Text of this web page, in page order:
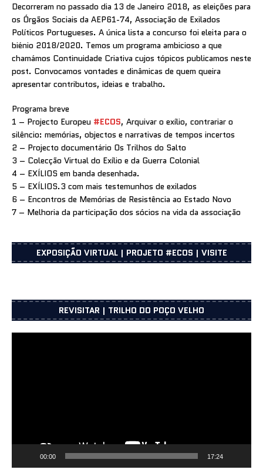
Decorreram no passado dia 13 de Janeiro 2018, as eleições para
os Órgãos Sociais da AEP61-74, Associação de Exilados
Políticos Portugueses. A única lista a concurso foi eleita para o
biénio 2018/2020. Temos um programa ambicioso a que
chamámos Continuidade Criativa cujos tópicos publicamos neste
post. Convocamos vontades e dinâmicas de quem queira
apresentar contributos, ideias e trabalho.
Programa breve
1 – Projecto Europeu #ECOS, Arquivar o exílio, contrariar o
silêncio: memórias, objectos e narrativas de tempos incertos
2 – Projecto documentário Os Trilhos do Salto
3 – Colecção Virtual do Exílio e da Guerra Colonial
4 – EXÍLIOS em banda desenhada.
5 – EXÍLIOS.3 com mais testemunhos de exilados
6 – Encontros de Memórias de Resistência ao Estado Novo
7 – Melhoria da participação dos sócios na vida da associação
EXPOSIÇÃO VIRTUAL | PROJETO #ECOS | VISITE
REVISITAR | TRILHO DO POÇO VELHO
00:00 17:24